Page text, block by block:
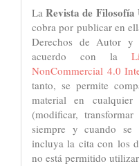
LaRevista de Filosofía
cobra por publicar en
Derechos de Autor y
acuerdo con la
NonCommercial 4.0
tanto, se permite
material en
(modificar,
siempre y cuando se
incluya la cita con los
no está permitido